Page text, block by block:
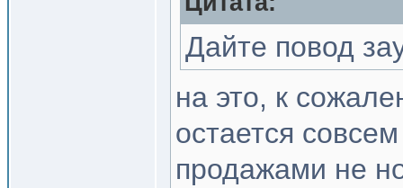
Дайте повод
на это, к
остается
продажами не